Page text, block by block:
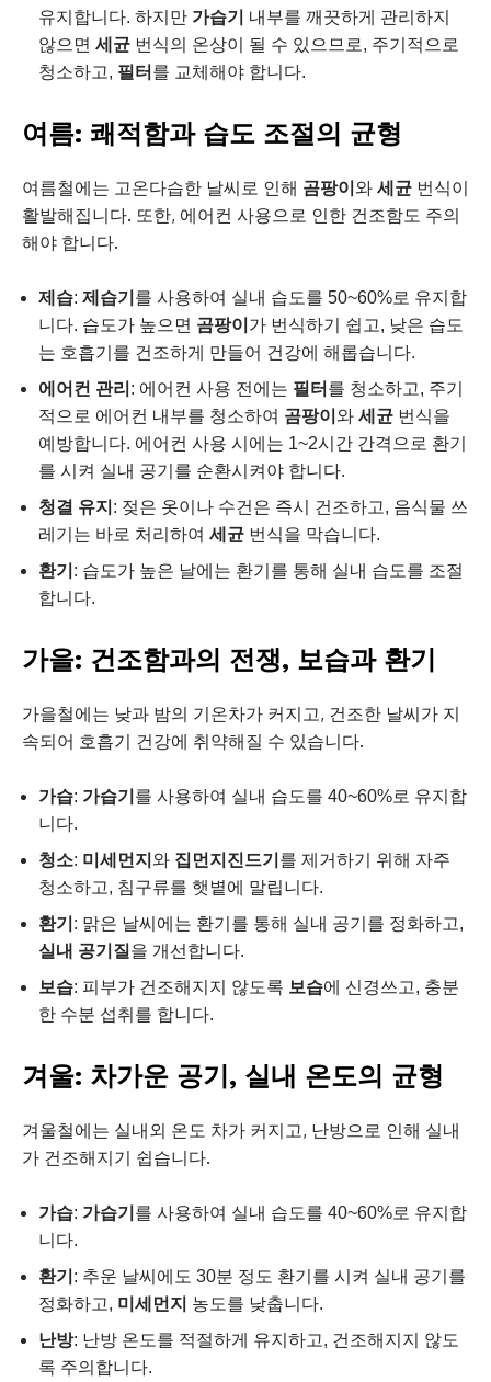
유지합니다. 하지만 가습기
내부를 깨끗하게 관리하지
않으면 세균 번식의 온상이 될 수 있으므로, 주기적으로
청소하고, 필터 를 교체해야 합니다.
여름: 쾌적함과 습도 조절의 균형
여름철에는 고온다습한 날씨로 인해 곰팡이와 세균 번식이
활발해집니다. 또한, 에어컨 사용으로 인한 건조함도 주의
해야 합니다.
제습: 제습기 를 사용하여 실내 습도를 50~60%로 유지합
니다. 습도가 높으면 곰팡이 가 번식하기 쉽고, 낮은 습도
는 호흡기를 건조하게 만들어 건강에 해롭습니다.
에어컨 관리 : 에어컨 사용 전에는 필터 를 청소하고, 주기
적으로 에어컨 내부를 청소하여 곰팡이 와 세균 번식을
예방합니다. 에어컨 사용 시에는 1~2시간 간격으로 환기
를 시켜 실내 공기를 순환시켜야 합니다.
청결 유지 : 젖은 옷이나 수건은 즉시 건조하고, 음식물 쓰
레기는 바로 처리하여 세균 번식을 막습니다.
환기 : 습도가 높은 날에는 환기를 통해 실내 습도를 조절
합니다.
가을: 건조함과의 전쟁, 보습과 환기
가을철에는 낮과 밤의 기온차가 커지고, 건조한 날씨가 지
속되어 호흡기 건강에 취약해질 수 있습니다.
가습: 가습기 를 사용하여 실내 습도를 40~60%로 유지합
니다.
청소: 미세먼지 와 집먼지진드기 를 제거하기 위해 자주
청소하고, 침구류를 햇볕에 말립니다.
환기 : 맑은 날씨에는 환기를 통해 실내 공기를 정화하고,
실내 공기질 을 개선합니다.
보습: 피부가 건조해지지 않도록 보습에 신경쓰고, 충분
한 수분 섭취를 합니다.
겨울: 차가운 공기, 실내 온도의 균형
겨울철에는 실내외 온도 차가 커지고, 난방으로 인해 실내
가 건조해지기 쉽습니다.
가습: 가습기 를 사용하여 실내 습도를 40~60%로 유지합
니다.
환기 : 추운 날씨에도 30분 정도 환기를 시켜 실내 공기를
정화하고, 미세먼지 농도를 낮춥니다.
난방: 난방 온도를 적절하게 유지하고, 건조해지지 않도
록 주의합니다.